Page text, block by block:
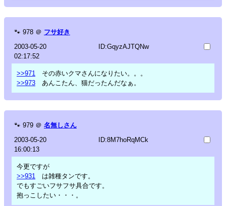
🐾 978 ＠ フサ好き
2003-05-20
02:17:52
ID:GqyzAJTQNw
>>971
その赤いクマさんになりたい。。。
>>973 あんこたん、猫だったんだなぁ。
🐾 979 ＠ 名無しさん
2003-05-20
16:00:13
ID:8M7hoRqMCk
今更ですが
>>931
は雑種タンです。
でもすごいフサフサ具合です。
抱っこしたい・・・。